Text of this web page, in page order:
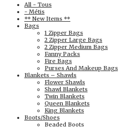
All - Tous
- Métis
** New Items **
Bags
1 Zipper Bags
2 Zipper Large Bags
2 Zipper Medium Bags
Fanny Packs
Fire Bags
Purses And Makeup Bags
Blankets – Shawls
Flower Shawls
Shawl Blankets
Twin Blankets
Queen Blankets
King Blankets
Boots/Shoes
Beaded Boots